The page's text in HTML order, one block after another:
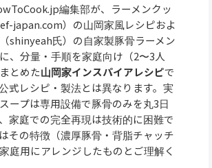
編集部が、ラーメンクッ
japan.com）の山岡家風レシピおよ
shinyeah氏）の自家製豚骨ラーメン
、分量・手順を家庭向け（2〜3人
とめた山岡家インスパイアレシピで
式レシピ・製法とは異なります。実
ープは専用設備で豚骨のみを丸3日
家庭での完全再現は技術的に困難で
その特徴（濃厚豚骨・背脂チャッチ
庭用にアレンジしたものとご理解く